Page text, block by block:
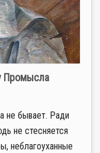
Промысла
не бывает. Ради
не стесняется
неблагоуханные